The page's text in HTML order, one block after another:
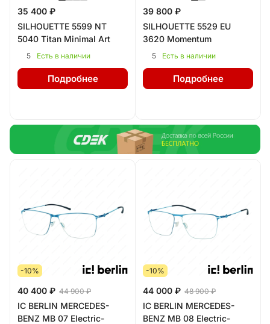
35 400 ₽
SILHOUETTE 5599 NT
5040 Titan Minimal Art
5 Есть в наличии
Подробнее
39 800 ₽
SILHOUETTE 5529 EU
3620 Momentum
5 Есть в наличии
Подробнее
-10%
40 400 ₽ 44 900 ₽
IC BERLIN MERCEDES-
BENZ MB 07 Electric-
-10%
44 000 ₽ 48 900 ₽
IC BERLIN MERCEDES-
BENZ MB 08 Electric-